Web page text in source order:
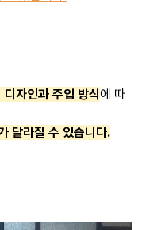
자인과 주입 방식에 따
달라질 수 있습니다.